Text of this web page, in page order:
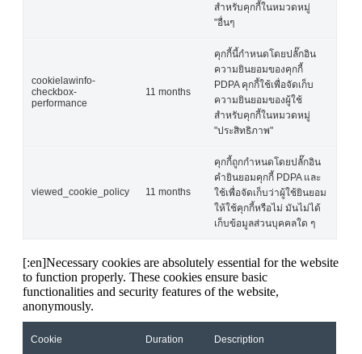
สำหรับคุกกี้ในหมวดหมู่
"อื่นๆ
cookielawinfo-
checkbox-
performance
11 months
คุกกี้นี้กำหนดโดยปลั๊กอิน
ความยินยอมของคุกกี้
PDPA คุกกี้ใช้เพื่อจัดเก็บ
ความยินยอมของผู้ใช้
สำหรับคุกกี้ในหมวดหมู่
"ประสิทธิภาพ"
viewed_cookie_policy 11 months
คุกกี้ถูกกำหนดโดยปลั๊กอิน
คำยินยอมคุกกี้ PDPA และ
ใช้เพื่อจัดเก็บว่าผู้ใช้ยินยอม
ให้ใช้คุกกี้หรือไม่ มันไม่ได้
เก็บข้อมูลส่วนบุคคลใด ๆ
[:en]Necessary cookies are absolutely essential for the website
to function properly. These cookies ensure basic
functionalities and security features of the website,
anonymously.
Cookie Duration Description